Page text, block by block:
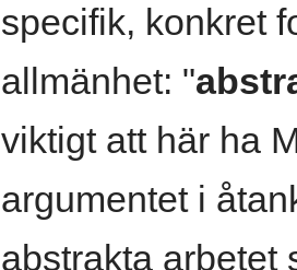
specifik, konkret
allmänhet: "
viktigt att här ha
argumentet i
abstrakta arbetet